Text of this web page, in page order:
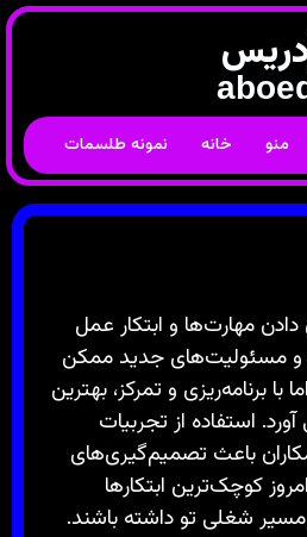
منو خانه نمونه طلسمات
مهارت‌ها و ابتکار عمل
و مسئولیت‌های جدید ممکن
با برنامه‌ریزی و تمرکز، بهترین
استفاده از تجربیات
باعث تصمیم‌گیری‌های
کوچک‌ترین ابتکارها
مسیر شغلی تو داشته باشند.